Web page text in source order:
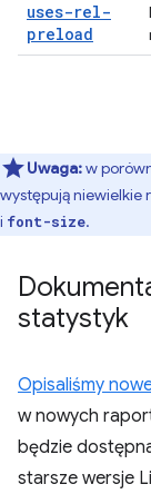
uses-rel-
preload
Uwaga:w
występują niewielkie
i font-size.
statystyk
Opisaliśmy
w nowych
będzie
starsze wersje